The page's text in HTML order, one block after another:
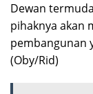
Dewan
pihaknya akan
pembangunan
(Oby/Rid)